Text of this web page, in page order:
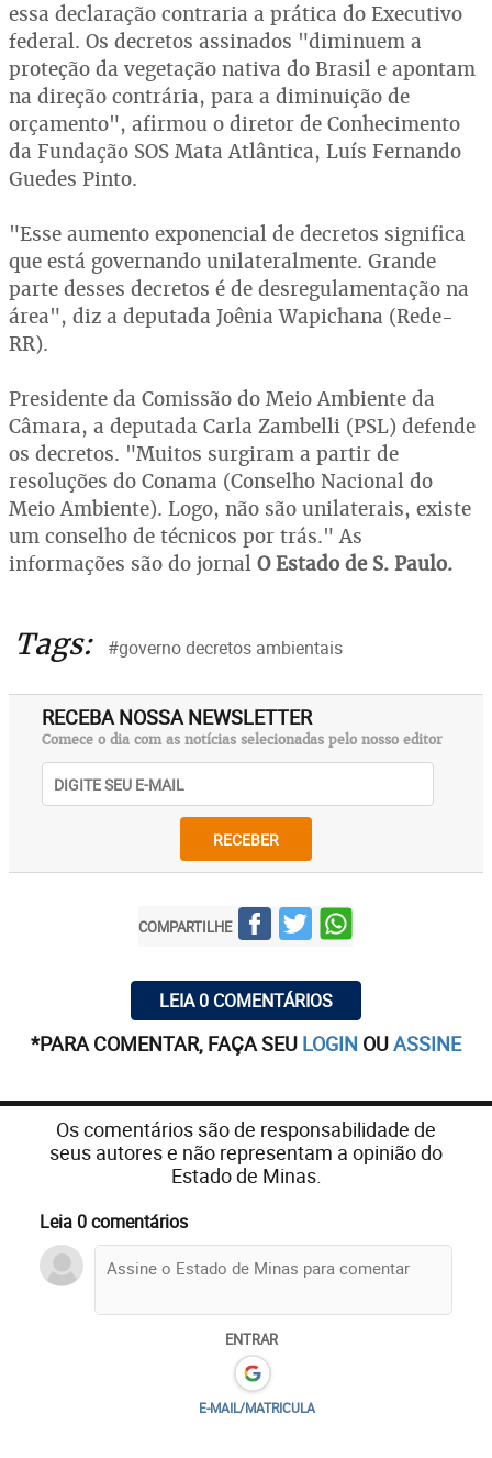
essa declaração contraria a prática do Executivo
federal. Os decretos assinados "diminuem a
proteção da vegetação nativa do Brasil e apontam
na direção contrária, para a diminuição de
orçamento", afirmou o diretor de Conhecimento
da Fundação SOS Mata Atlântica, Luís Fernando
Guedes Pinto.
"Esse aumento exponencial de decretos significa
que está governando unilateralmente. Grande
parte desses decretos é de desregulamentação na
área", diz a deputada Joênia Wapichana (Rede-
RR).
Presidente da Comissão do Meio Ambiente da
Câmara, a deputada Carla Zambelli (PSL) defende
os decretos. "Muitos surgiram a partir de
resoluções do Conama (Conselho Nacional do
Meio Ambiente). Logo, não são unilaterais, existe
um conselho de técnicos por trás." As
informações são do jornal O Estado de S. Paulo.
Tags: #governo decretos ambientais
RECEBA NOSSA NEWSLETTER
Comece o dia com as notícias selecionadas pelo nosso editor
RECEBER
COMPARTILHE
LEIA 0 COMENTÁRIOS
*PARA COMENTAR, FAÇA SEU LOGIN OUASSINE
Os comentários são de responsabilidade de
seus autores e não representam a opinião do
Estado de Minas.
Leia 0 comentários
ENTRAR
E-MAIL/MATRICULA